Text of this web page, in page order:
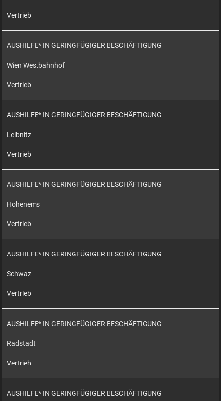
Vertrieb
AUSHILFE* IN GERINGFÜGIGER BESCHÄFTIGUNG
Wien Westbahnhof
Vertrieb
AUSHILFE* IN GERINGFÜGIGER BESCHÄFTIGUNG
Leibnitz
Vertrieb
AUSHILFE* IN GERINGFÜGIGER BESCHÄFTIGUNG
Hohenems
Vertrieb
AUSHILFE* IN GERINGFÜGIGER BESCHÄFTIGUNG
Schwaz
Vertrieb
AUSHILFE* IN GERINGFÜGIGER BESCHÄFTIGUNG
Radstadt
Vertrieb
AUSHILFE* IN GERINGFÜGIGER BESCHÄFTIGUNG